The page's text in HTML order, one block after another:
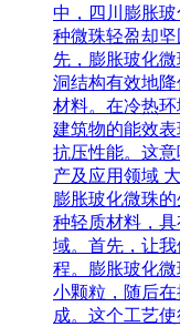
中，四川膨胀
种微珠轻盈却
先，膨胀玻化
洞结构有效地
材料。在冷热
建筑物的能效
抗压性能。这意
产及应用领域
膨胀玻化微珠
种轻质材料，
域。首先，让
程。膨胀玻化
小颗粒，随后
成。这个工艺